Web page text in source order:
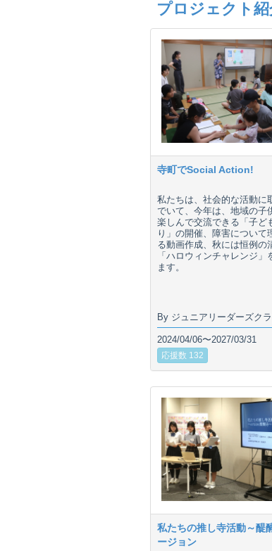
プロジェクト
寺町でSocial Action!
私たちは、社会的な活動に
でいて、今年は、地域の子
楽しんで交流できる「子ど
り」の開催、障害について
る動画作成、秋には恒例の
「ハロウィンチャレンジ」
ます。
By ジュニアリーダーズク
2024/04/06〜2027/03/31
応援数 132
私たちの推し寺活動～醍
ージョン